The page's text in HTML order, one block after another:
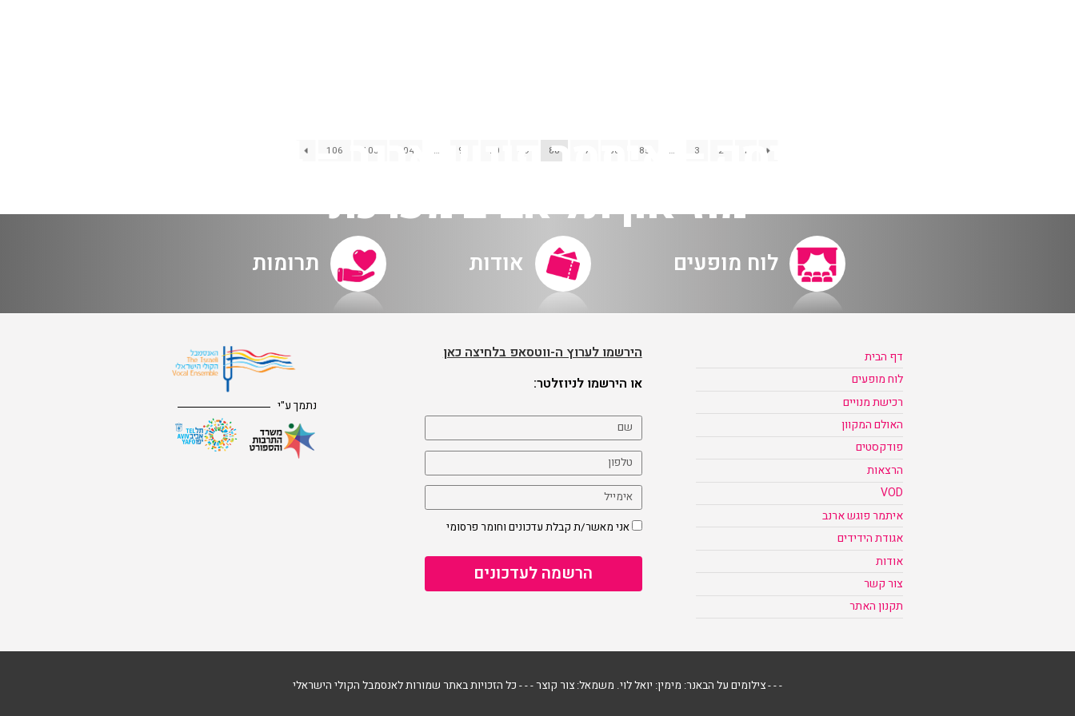
מוזיאון תל אביב מערכת
1
2
3
…
85
86
87
88
89
90
91
…
104
105
106
לוח מופעים אודות תרומות
דף הבית
לוח מופעים
רכישת מנויים
האולם המקוון
פודקסטים
הרצאות
VOD
איתמר פוגש ארנב
אגודת הידידים
אודות
צור קשר
תקנון האתר
הירשמו לערוץ ה-ווטסאפ בלחיצה כאן
או הירשמו לניוזלטר:
אני מאשר/ת קבלת עדכונים וחומר פרסומי
נתמך ע"י
- - - צילומים על הבאנר: מימין: יואל לוי. משמאל: צור קוצר - - - כל הזכויות באתר שמורות לאנסמבל הקולי הישראלי